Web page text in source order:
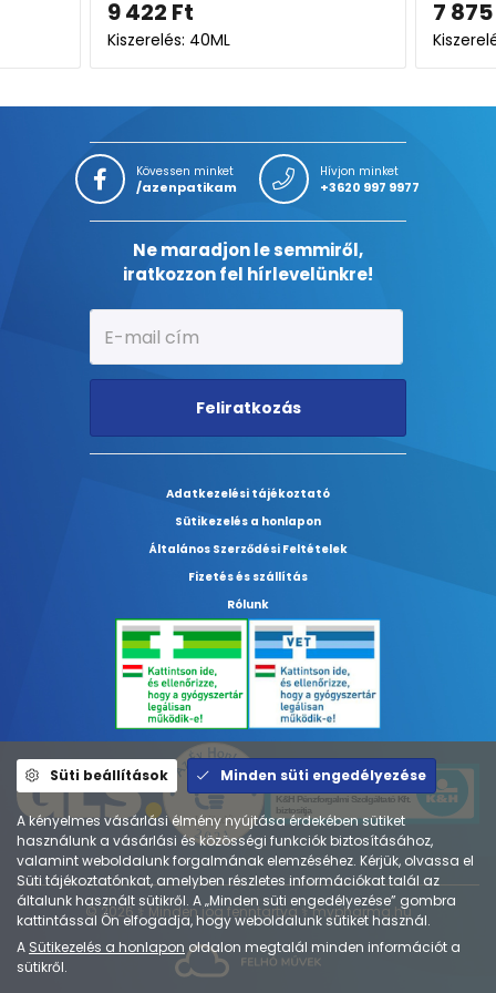
Kiszerelés: 40ML
Kövessen minket
/azenpatikam
Hívjon minket
+3620 997 9977
Ne maradjon le semmiről,
iratkozzon fel hírlevelünkre!
Feliratkozás
Adatkezelési tájékoztató
Sütikezelés a honlapon
Általános Szerződési Feltételek
Fizetés és szállítás
Rólunk
© 2026 ⚕︎ Minden jog fenntartva ⚕︎ mypharma.hu
Süti beállítások Minden süti engedélyezése
A kényelmes vásárlási élmény nyújtása érdekében sütiket
használunk a vásárlási és közösségi funkciók biztosításához,
valamint weboldalunk forgalmának elemzéséhez. Kérjük, olvassa el
Süti tájékoztatónkat, amelyben részletes információkat talál az
általunk használt sütikről. A „Minden süti engedélyezése” gombra
kattintással Ön elfogadja, hogy weboldalunk sütiket használ.
A Sütikezelés a honlapon oldalon megtalál minden információt a
sütikről.